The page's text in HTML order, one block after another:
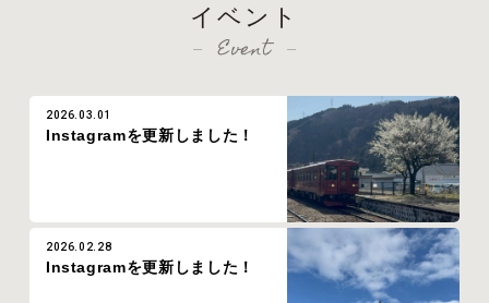
イベント
Event
2026.03.01
Instagramを更新しました！
2026.02.28
Instagramを更新しました！